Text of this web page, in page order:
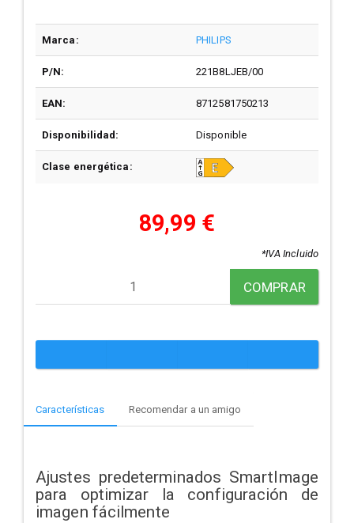
Marca: PHILIPS
P/N: 221B8LJEB/00
EAN: 8712581750213
Disponibilidad: Disponible
Clase energética:
89,99 €
*IVA Incluido
COMPRAR
Características Recomendar a un amigo
Ajustes predeterminados SmartImage
para optimizar la configuración de
imagen fácilmente